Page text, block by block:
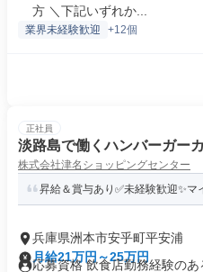
方 ＼下記いずれか...
業界未経験歓迎 +12個
正社員
淡路島で働くハンバーガー
株式会社津名ショッピングセンター
昇給＆賞与あり✅未経験歓迎✨マ
兵庫県洲本市安乎町平安浦
月給21万円～25万円
応募資格 飲食店勤務経験の